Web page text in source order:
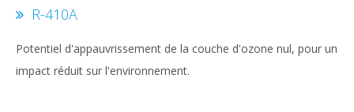
R-410A
Potentiel d'appauvrissement de la couche d'ozone nul, pour un
impact réduit sur l'environnement.